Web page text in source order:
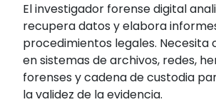
El investigador forense digital
recupera datos y elabora
procedimientos legales. Necesita
en sistemas de archivos, redes,
forenses y cadena de custodia
la validez de la evidencia.